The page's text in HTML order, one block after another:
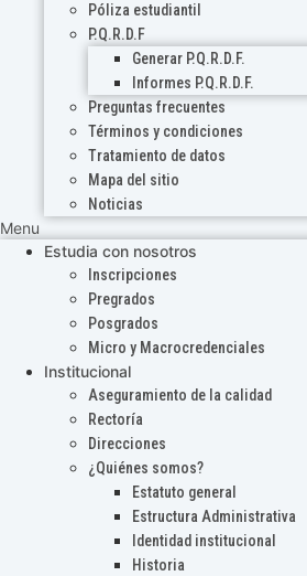
Póliza estudiantil
P.Q.R.D.F
Generar P.Q.R.D.F.
Informes P.Q.R.D.F.
Preguntas frecuentes
Términos y condiciones
Tratamiento de datos
Mapa del sitio
Noticias
Menu
Estudia con nosotros
Inscripciones
Pregrados
Posgrados
Micro y Macrocredenciales
Institucional
Aseguramiento de la calidad
Rectoría
Direcciones
¿Quiénes somos?
Estatuto general
Estructura Administrativa
Identidad institucional
Historia